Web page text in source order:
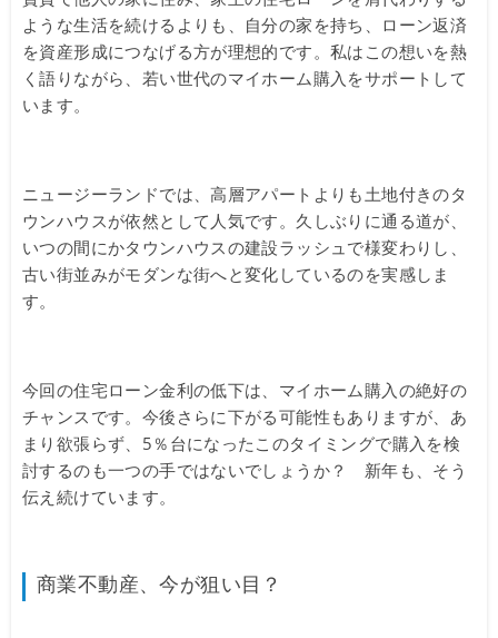
ような生活を続けるよりも、自分の家を持ち、ローン返済
を資産形成につなげる方が理想的です。私はこの想いを熱
く語りながら、若い世代のマイホーム購入をサポートして
います。
ニュージーランドでは、高層アパートよりも土地付きのタ
ウンハウスが依然として人気です。久しぶりに通る道が、
いつの間にかタウンハウスの建設ラッシュで様変わりし、
古い街並みがモダンな街へと変化しているのを実感しま
す。
今回の住宅ローン金利の低下は、マイホーム購入の絶好の
チャンスです。今後さらに下がる可能性もありますが、あ
まり欲張らず、5％台になったこのタイミングで購入を検
討するのも一つの手ではないでしょうか？ 新年も、そう
伝え続けています。
商業不動産、今が狙い目？